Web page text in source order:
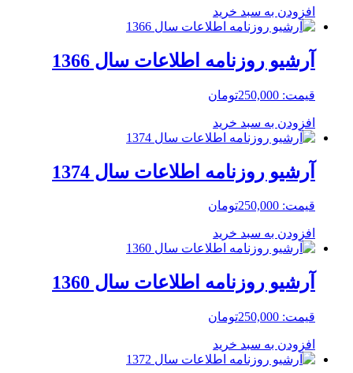
افزودن به سبد خرید
آرشیو روزنامه اطلاعات سال 1366
قیمت: 250,000تومان
افزودن به سبد خرید
آرشیو روزنامه اطلاعات سال 1374
قیمت: 250,000تومان
افزودن به سبد خرید
آرشیو روزنامه اطلاعات سال 1360
قیمت: 250,000تومان
افزودن به سبد خرید